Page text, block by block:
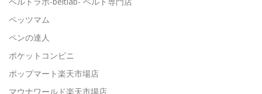
ペッツマム
ペンの達人
ポケットコンビニ
ポップマート楽天市場店
マウナワールド楽天市場店